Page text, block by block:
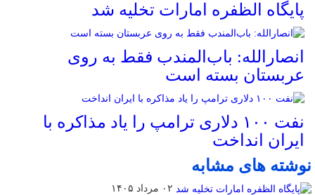
پایگاه الظفره امارات تخلیه شد
انصارالله: باب‌المندب فقط به روی
عربستان بسته است
نفت ۱۰۰ دلاری ترامپ را یاد مذاکره با
ایران انداخت
نوشته های مشابه
۰۲ مرداد ۱۴۰۵